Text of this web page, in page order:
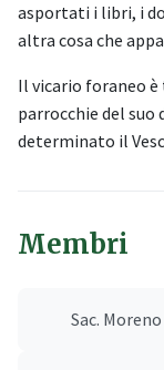
asportati i libri, i
altra cosa che
Il vicario foraneo
parrocchie del
determinato il
Membri
Sac.